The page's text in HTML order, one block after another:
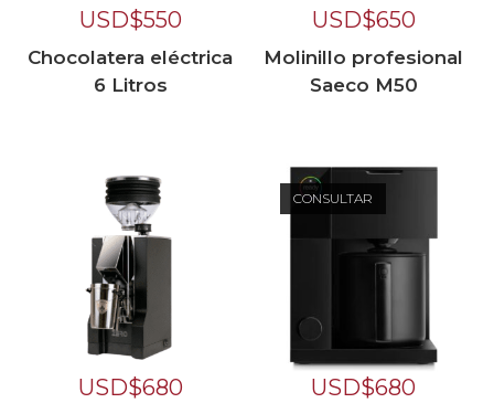
USD$550
Chocolatera eléctrica
6 Litros
USD$650
Molinillo profesional
Saeco M50
USD$680
CONSULTAR
USD$680